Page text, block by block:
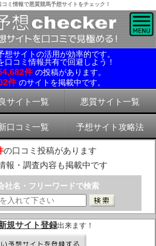
ミ情報で悪質競馬予想サイトをチェック！
サイトの活用が効率的です。
口コミ情報共有で回避しよう！
件 の投稿があります。
件のサイトを掲載中です。
サイト一覧 悪質サイト一覧
口コミ一覧 予想サイト攻略法
の口コミ投稿があります
報・調査内容も掲載中です
社名・フリーワードで検索
規サイト登録出来ます！